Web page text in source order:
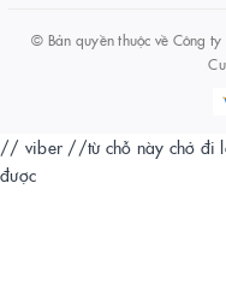
© Bản quyền thuộc về Công
// viber //từ chỗ này chở đi
được